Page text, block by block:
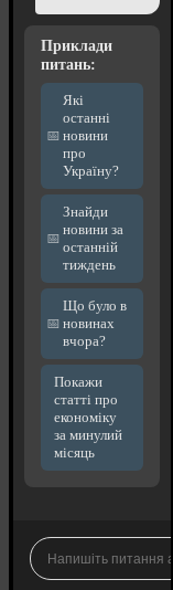
Приклади
питань:
Які
останні
новини
про
Україну?
Знайди
новини за
останній
тиждень
Що було в
новинах
вчора?
Покажи
статті про
економіку
за минулий
місяць